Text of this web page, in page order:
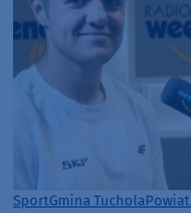
SportGmina Tuchola